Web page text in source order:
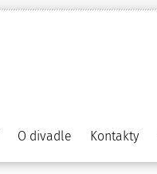
O divadle Kontakty